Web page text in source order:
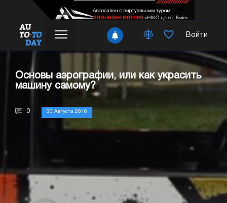
Войти
Основы аэрографии, или как украсить
машину самому?
0 30 Августа 2016